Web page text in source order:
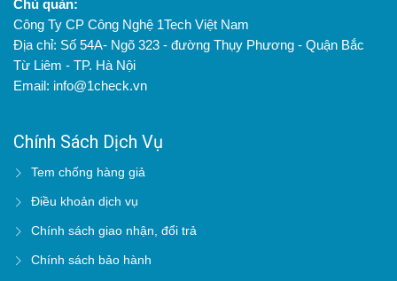
Chủ quản:
Công Ty CP Công Nghệ 1Tech Việt Nam
Địa chỉ: Số 54A- Ngõ 323 - đường Thụy Phương - Quận Bắc
Từ Liêm - TP. Hà Nội
Email: info@1check.vn
Chính Sách Dịch Vụ
Tem chống hàng giả
Điều khoản dịch vụ
Chính sách giao nhận, đổi trả
Chính sách bảo hành